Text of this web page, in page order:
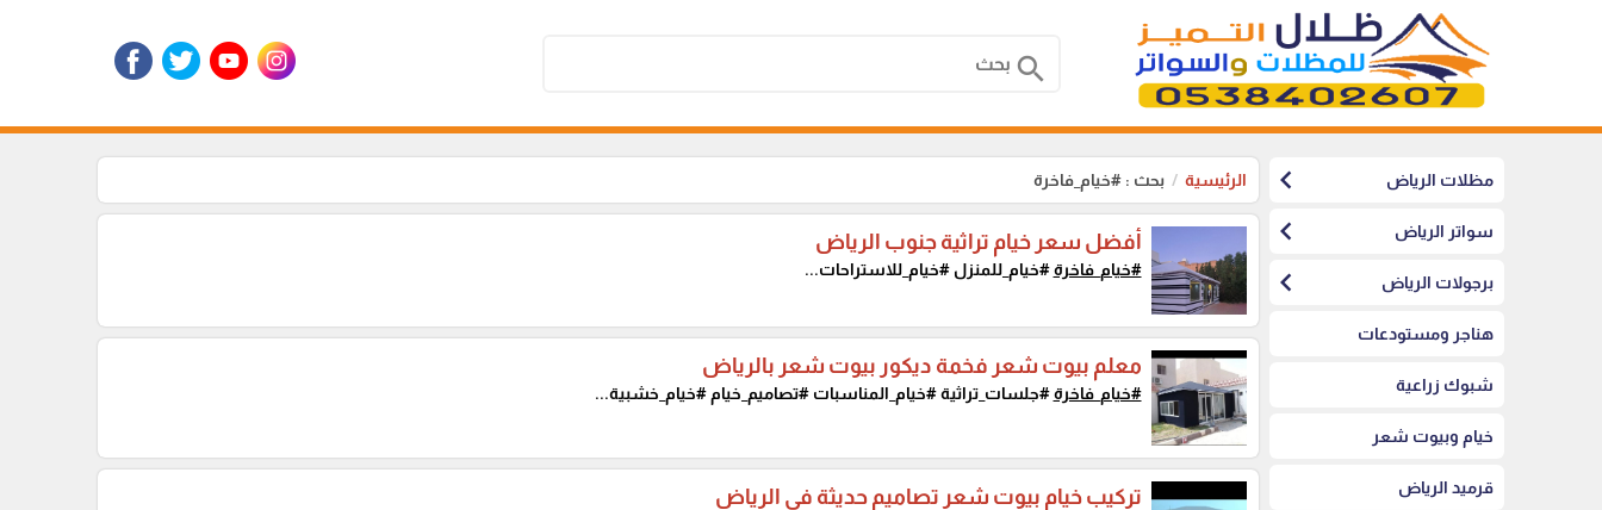
search
مظلات الرياض chevron_left
سواتر الرياض chevron_left
برجولات الرياض chevron_left
هناجر ومستودعات
شبوك زراعية
خيام وبيوت شعر
قرميد الرياض
الرئيسية بحث : #خيام_فاخرة
أفضل سعر خيام تراثية جنوب الرياض
#خيام_فاخرة#خيام_للمنزل #خيام_للاستراحات...
معلم بيوت شعر فخمة ديكور بيوت شعر بالرياض
#خيام_فاخرة#جلسات_تراثية #خيام_المناسبات #تصاميم_خيام #خيام_خشبية...
تركيب خيام بيوت شعر تصاميم حديثة في الرياض